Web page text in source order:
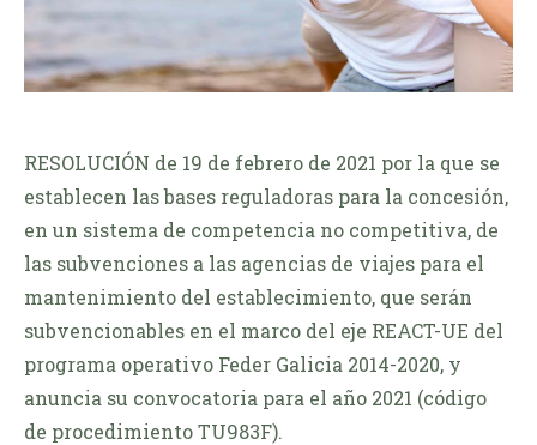
RESOLUCIÓN de 19 de febrero de 2021 por la que se
establecen las bases reguladoras para la concesión,
en un sistema de competencia no competitiva, de
las subvenciones a las agencias de viajes para el
mantenimiento del establecimiento, que serán
subvencionables en el marco del eje REACT-UE del
programa operativo Feder Galicia 2014-2020, y
anuncia su convocatoria para el año 2021 (código
de procedimiento TU983F).